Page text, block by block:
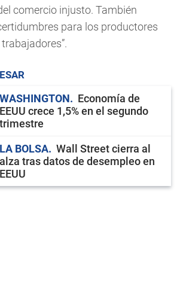
comercio injusto. También
para los productores
WASHINGTON
Economía de
EEUU crece 1,5% en el segundo
trimestre
LA BOLSA
Wall Street cierra al
alza tras datos de desempleo en
EEUU